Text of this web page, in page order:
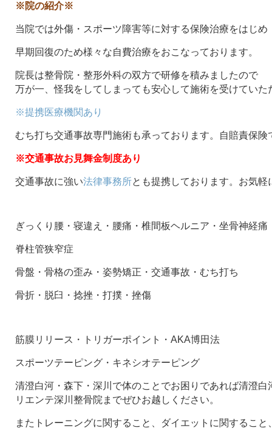
※院の紹介※
当院では外傷・スポーツ障害等に対する保険治療をはじめ
早期回復のため様々な自費治療をおこなっております。
院長は整骨院・整形外科の双方で研修を積みましたので
万が一、怪我をしてしまっても安心して施術を受けていた
※提携医療機関あり
むち打ち交通事故専門施術も承っております。自賠責保険
※交通事故お見舞金制度あり
交通事故に強い法律事務所とも提携しております。お気軽
ぎっくり腰・寝違え・腰痛・椎間板ヘルニア・坐骨神経痛
脊柱管狭窄症
骨盤・骨格の歪み・姿勢矯正・交通事故・むち打ち
骨折・脱臼・捻挫・打撲・挫傷
筋膜リリース・トリガーポイント・AKA博田法
スポーツテーピング・キネシオテーピング
清澄白河・森下・深川で体のことでお困りであれば清澄
リエンテ深川整骨院までぜひお越しください。
またトレーニングに関すること、ダイエットに関するこ